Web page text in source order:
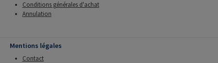
Conditions générales d'achat
Annulation
Mentions légales
Contact